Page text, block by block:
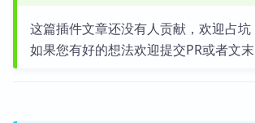
这篇插件文章还没有人贡献，欢迎占坑
如果您有好的想法欢迎提交PR或者文末